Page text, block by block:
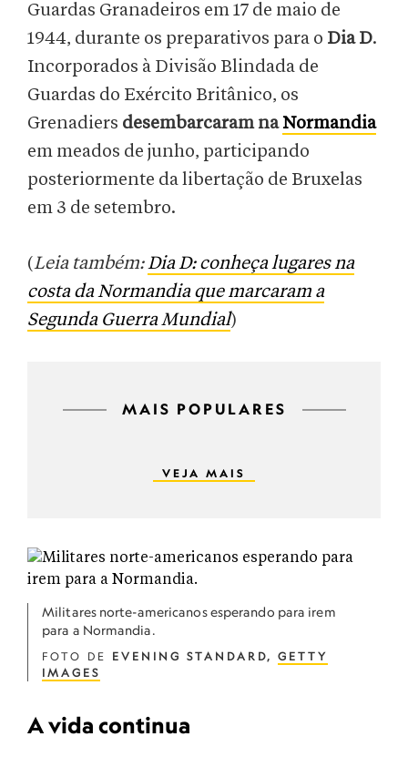
Guardas Granadeiros em 17 de maio de
1944, durante os preparativos para o Dia D.
Incorporados à Divisão Blindada de
Guardas do Exército Britânico, os
Grenadiers desembarcaram naNormandia
em meados de junho, participando
posteriormente da libertação de Bruxelas
em 3 de setembro.
(Leia também:Dia D: conheça lugares na
costa da Normandia que marcaram a
Segunda Guerra Mundial)
MAIS POPULARES
VEJA MAIS
Militares norte-americanos esperando para irem
para a Normandia.
FOTO DE EVENING STANDARD, GETTY
IMAGES
A vida continua